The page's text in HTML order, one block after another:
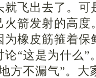
就飞出去了。
箭发射的高度
橡皮筋箍着保
“这是为什么”
方不漏气”。大